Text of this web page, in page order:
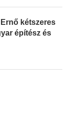
kétszeres
építész és